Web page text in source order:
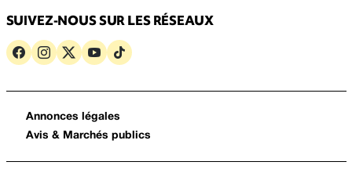
SUIVEZ-NOUS SUR LES RÉSEAUX
Annonces légales
Avis & Marchés publics